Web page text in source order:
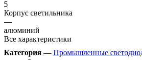
5
Корпус светильника
—
алюминий
Все характеристики
Категория — Промышленные